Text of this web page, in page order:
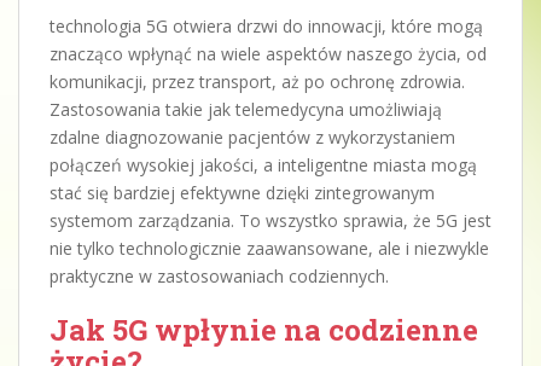
technologia 5G otwiera drzwi do innowacji, które mogą
znacząco wpłynąć na wiele aspektów naszego życia, od
komunikacji, przez transport, aż po ochronę zdrowia.
Zastosowania takie jak telemedycyna umożliwiają
zdalne diagnozowanie pacjentów z wykorzystaniem
połączeń wysokiej jakości, a inteligentne miasta mogą
stać się bardziej efektywne dzięki zintegrowanym
systemom zarządzania. To wszystko sprawia, że 5G jest
nie tylko technologicznie zaawansowane, ale i niezwykle
praktyczne w zastosowaniach codziennych.
Jak 5G wpłynie na codzienne